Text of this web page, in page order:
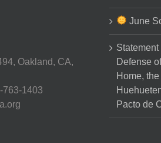
Oakland, CA,
763-1403
June
Statement
Defense
Home,
Pacto de